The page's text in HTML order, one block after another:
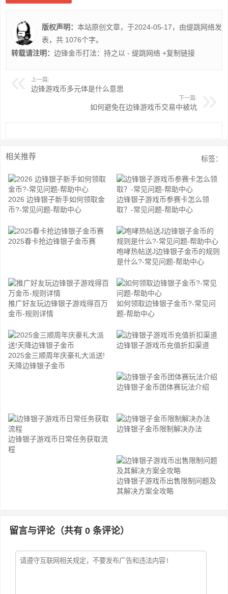
版权声明： 本站原创文章，于2024-05-17，由缇跳网络发
表，共 1076个字。
转载请注明： 边锋金币打法：持之以 - 缇跳网络 +复制链接
上一篇:
边锋游戏币多元体是什么意思
下一篇:
如何避免在边锋游戏币交易中被坑
相关推荐 标签：
2026 边锋银子新手如何领取金
币?-常见问题-帮助中心
边锋银子游戏币参赛卡怎么领
取？-常见问题-帮助中心
2025春卡抢边锋银子金币赛
咆哮热帖送J边锋银子金币的规则
是什么?-常见问题-帮助中心
推广好友玩边锋银子游戏得百万
金币-规则详情
如何领取边锋银子金币?-常见问
题-帮助中心
2025金三顺周年庆豪礼大派送!
天降边锋银子金币
边锋银子游戏币充值折扣渠道
边锋银子金币团体赛玩法介绍
边锋银子游戏币日常任务获取流
程
边锋银子金币限制解决办法
边锋银子游戏币出售限制问题及
其解决方案全攻略
留言与评论（共有 0 条评论）